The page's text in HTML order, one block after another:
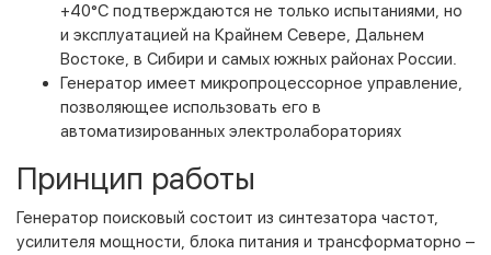
+40°С подтверждаются не только испытаниями, но
и эксплуатацией на Крайнем Севере, Дальнем
Востоке, в Сибири и самых южных районах России.
Генератор имеет микропроцессорное управление,
позволяющее использовать его в
автоматизированных электролабораториях
Принцип работы
Генератор поисковый состоит из синтезатора частот,
усилителя мощности, блока питания и трансформаторно –